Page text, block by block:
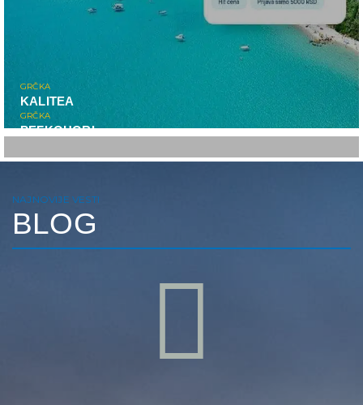
GRČKA
KALITEA
GRČKA
PEFKOHORI
NAJNOVIJE VESTI
BLOG